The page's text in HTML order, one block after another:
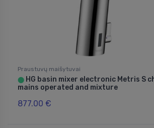
Praustuvų maišytuvai
⬤ HG basin mixer electronic Metris S
mains operated and mixture
877.00 €